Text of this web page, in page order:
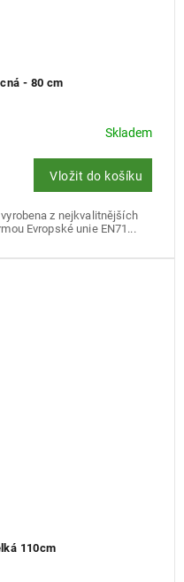
- 80 cm
Skladem
Vložit do košíku
z nejkvalitnějších
Evropské unie EN71...
110cm